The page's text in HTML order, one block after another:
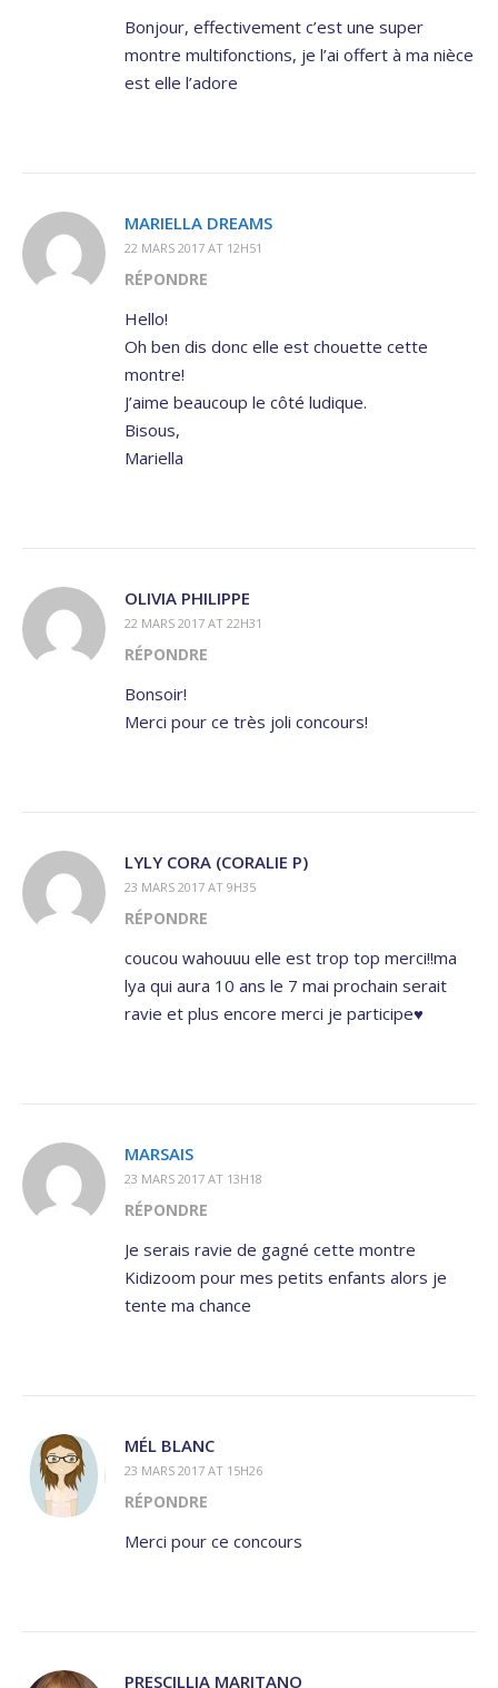
Bonjour, effectivement c’est une super
montre multifonctions, je l’ai offert à ma nièce
est elle l’adore
MARIELLA DREAMS
22 MARS 2017 AT 12H51
RÉPONDRE
Hello!
Oh ben dis donc elle est chouette cette
montre!
J’aime beaucoup le côté ludique.
Bisous,
Mariella
OLIVIA PHILIPPE
22 MARS 2017 AT 22H31
RÉPONDRE
Bonsoir!
Merci pour ce très joli concours!
LYLY CORA (CORALIE P)
23 MARS 2017 AT 9H35
RÉPONDRE
coucou wahouuu elle est trop top merci!!ma
lya qui aura 10 ans le 7 mai prochain serait
ravie et plus encore merci je participe♥
MARSAIS
23 MARS 2017 AT 13H18
RÉPONDRE
Je serais ravie de gagné cette montre
Kidizoom pour mes petits enfants alors je
tente ma chance
MÉL BLANC
23 MARS 2017 AT 15H26
RÉPONDRE
Merci pour ce concours
PRESCILLIA MARITANO